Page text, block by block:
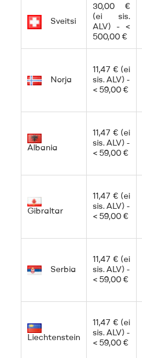
Sveitsi
30,00 €
(ei sis.
ALV) - <
500,00 €
Norja
11,47 € (ei
sis. ALV) -
< 59,00 €
Albania
11,47 € (ei
sis. ALV) -
< 59,00 €
Gibraltar
11,47 € (ei
sis. ALV) -
< 59,00 €
Serbia
11,47 € (ei
sis. ALV) -
< 59,00 €
Liechtenstein
11,47 € (ei
sis. ALV) -
< 59,00 €